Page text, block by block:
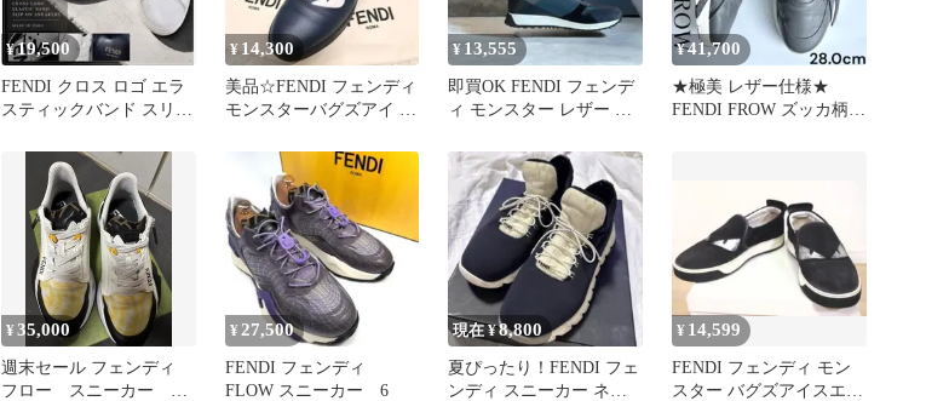
¥19,500
FENDI クロス ロゴ エラ
スティックバンド スリッ
¥ 14,300
美品☆FENDI フェンディ
モンスターバグズアイ レ
¥ 13,555
即買OK FENDI フェンデ
ィ モンスター レザー ス
¥41,700
★極美 レザー仕様★
FENDI FROW ズッカ柄
¥35,000
週末セール フェンディ
フロー スニーカー
¥ 27,500
FENDI フェンディ
FLOW スニーカー 6
現在 ¥8,800
夏ぴったり！FENDI フェ
ンディ スニーカー ネイ
¥ 14,599
FENDI フェンディ モン
スター バグズアイスエー